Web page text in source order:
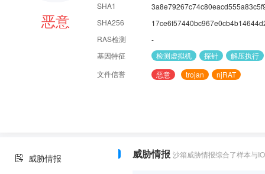
恶意
SHA1
SHA256
RAS检测
-
基因特征
检测虚拟机 探针
解压执行
文件信誉
恶意 trojan njRAT
威胁情报 威胁情报 沙箱威胁情报综合了样本与